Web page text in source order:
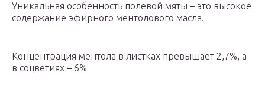
Уникальная особенность полевой мяты – это высокое
содержание эфирного ментолового масла.
Концентрация ментола в листках превышает 2,7%, а
в соцветиях – 6%